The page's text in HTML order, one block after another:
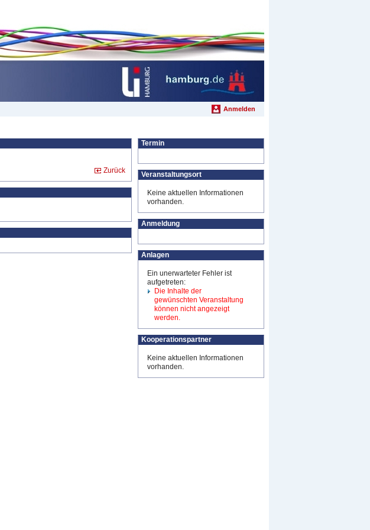
Anmelden
Zurück
Termin
Veranstaltungsort
Keine aktuellen Informationen
vorhanden.
Anmeldung
Anlagen
Ein unerwarteter Fehler ist
aufgetreten:
Die Inhalte der
gewünschten Veranstaltung
können nicht angezeigt
werden.
Kooperationspartner
Keine aktuellen Informationen
vorhanden.